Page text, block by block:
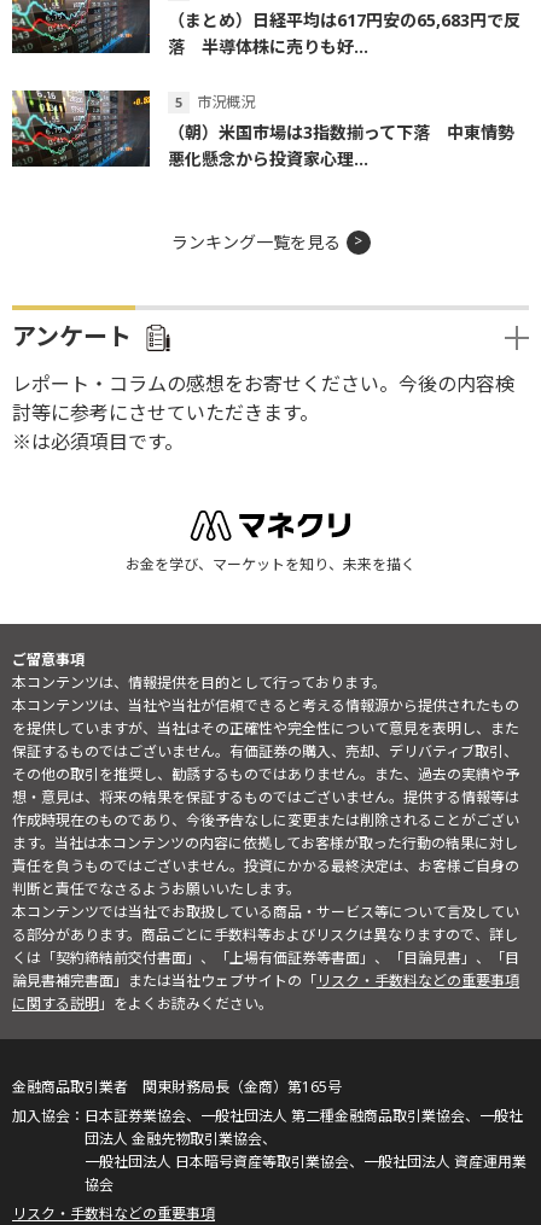
（まとめ）日経平均は617円安の65,683円で反
落 半導体株に売りも好...
市況概況
（朝）米国市場は3指数揃って下落 中東情勢
悪化懸念から投資家心理...
ランキング一覧を見る
アンケート
レポート・コラムの感想をお寄せください。今後の内容検
討等に参考にさせていただきます。
※は必須項目です。
お金を学び、マーケットを知り、未来を描く
ご留意事項
本コンテンツは、情報提供を目的として行っております。
本コンテンツは、当社や当社が信頼できると考える情報源から提供されたもの
を提供していますが、当社はその正確性や完全性について意見を表明し、また
保証するものではございません。有価証券の購入、売却、デリバティブ取引、
その他の取引を推奨し、勧誘するものではありません。また、過去の実績や予
想・意見は、将来の結果を保証するものではございません。提供する情報等は
作成時現在のものであり、今後予告なしに変更または削除されることがござい
ます。当社は本コンテンツの内容に依拠してお客様が取った行動の結果に対し
責任を負うものではございません。投資にかかる最終決定は、お客様ご自身の
判断と責任でなさるようお願いいたします。
本コンテンツでは当社でお取扱している商品・サービス等について言及してい
る部分があります。商品ごとに手数料等およびリスクは異なりますので、詳し
くは「契約締結前交付書面」、「上場有価証券等書面」、「目論見書」、「目
論見書補完書面」または当社ウェブサイトの「リスク・手数料などの重要事項
に関する説明」をよくお読みください。
金融商品取引業者 関東財務局長（金商）第165号
日本証券業協会、一般社団法人 第二種金融商品取引業協会、一般社
団法人 金融先物取引業協会、
一般社団法人 日本暗号資産等取引業協会、一般社団法人 資産運用業
協会
リスク・手数料などの重要事項